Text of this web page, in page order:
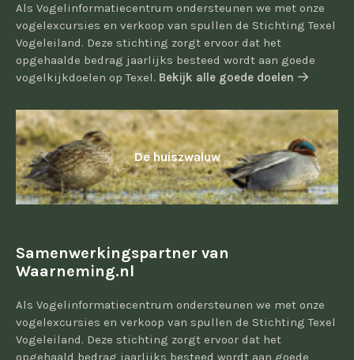
Als Vogelinformatiecentrum ondersteunen we met onze
vogelexcursies en verkoop van spullen de Stichting Texel
Vogeleiland. Deze stichting zorgt ervoor dat het
opgehaalde bedrag jaarlijks besteed wordt aan goede
vogelkijkdoelen op Texel. Bekijk alle goede doelen
De huiszwaluw
Samenwerkingspartner van
Waarneming.nl
Als Vogelinformatiecentrum ondersteunen we met onze
vogelexcursies en verkoop van spullen de Stichting Texel
Vogeleiland. Deze stichting zorgt ervoor dat het
opgehaald bedrag jaarlijks besteed wordt aan goede